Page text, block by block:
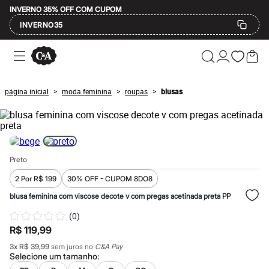
INVERNO 35% OFF COM CUPOM
INVERNO35
Ofertas
Compre por Departamento
Masculino
Infantil
Calçados
Mindse7
Plus Size
Até 20% off
Até 60% off
A partir de 60% off
Feminino
Em alta
Alfaiataria
Novidades
Roupas
Blusas e Camisetas
Básicos
página inicial > moda feminina > roupas > blusas
Preto
2 Por R$ 199
30% OFF - CUPOM 8DO8
blusa feminina com viscose decote v com pregas acetinada preta PP
(0)
R$ 119,99
3x R$ 39,99 sem juros no C&A Pay
Selecione umtamanho: